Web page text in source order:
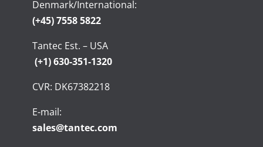
Denmark/International:
(+45) 7558 5822
Tantec Est. – USA
(+1) 630-351-1320
CVR: DK67382218
E-mail:
sales@tantec.com